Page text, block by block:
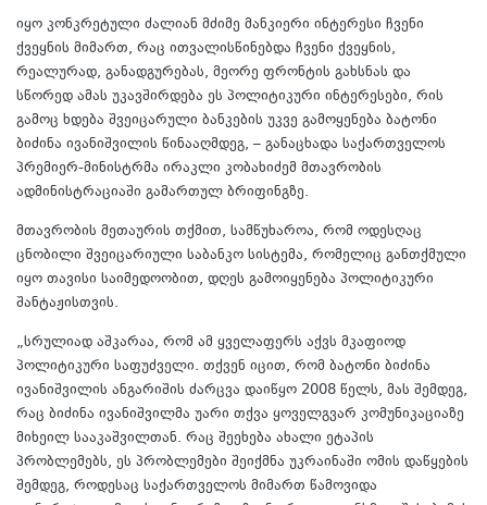
იყო კონკრეტული ძალიან მძიმე მანკიერი ინტერესი ჩვენი
ქვეყნის მიმართ, რაც ითვალისწინებდა ჩვენი ქვეყნის,
რეალურად, განადგურებას, მეორე ფრონტის გახსნას და
სწორედ ამას უკავშირდება ეს პოლიტიკური ინტერესები, რის
გამოც ხდება შვეიცარული ბანკების უკვე გამოყენება ბატონი
ბიძინა ივანიშვილის წინააღმდეგ, – განაცხადა საქართველოს
პრემიერ-მინისტრმა ირაკლი კობახიძემ მთავრობის
ადმინისტრაციაში გამართულ ბრიფინგზე.
მთავრობის მეთაურის თქმით, სამწუხაროა, რომ ოდესღაც
ცნობილი შვეიცარიული საბანკო სისტემა, რომელიც განთქმული
იყო თავისი საიმედოობით, დღეს გამოიყენება პოლიტიკური
შანტაჟისთვის.
„სრულიად აშკარაა, რომ ამ ყველაფერს აქვს მკაფიოდ
პოლიტიკური საფუძველი. თქვენ იცით, რომ ბატონი ბიძინა
ივანიშვილის ანგარიშის ძარცვა დაიწყო 2008 წელს, მას შემდეგ,
რაც ბიძინა ივანიშვილმა უარი თქვა ყოველგვარ კომუნიკაციაზე
მიხეილ სააკაშვილთან. რაც შეეხება ახალი ეტაპის
პრობლემებს, ეს პრობლემები შეიქმნა უკრაინაში ომის დაწყების
შემდეგ, როდესაც საქართველოს მიმართ წამოვიდა